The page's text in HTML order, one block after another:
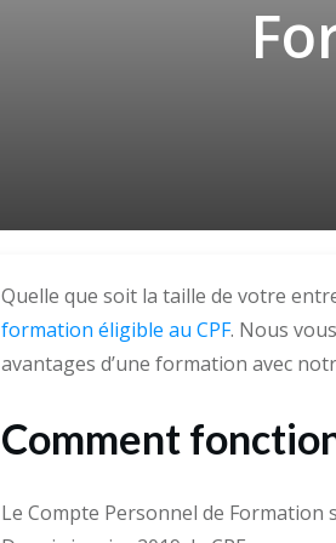
Quelle que soit la taille de votre
formation éligible au CPF. Nous
avantages d’une formation avec
Comment
Le Compte Personnel de Formation